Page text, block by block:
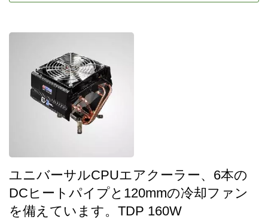
ユニバーサルCPUエアクーラー、6本の
DCヒートパイプと120mmの冷却ファン
を備えています。TDP 160W